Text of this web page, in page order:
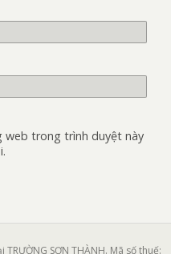
web trong trình duyệt này
SƠN THÀNH. Mã số thuế: